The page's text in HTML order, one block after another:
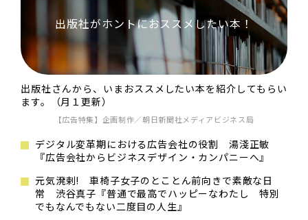
出版社がホントにおススメしたい本！
出版社さんから、いまおススメしたい本を紹介してもらい
ます。（月１更新）
【広告特集】企画制作／朝日新聞社メディアビジネス局
デジタル変革期における広告会社の役割 湯淺正敏
『広告会社からビジネスデザイン・カンパニーへ』
元気溌剌! 車椅子女子のとことん前向きで素敵な日
常 渋谷真子『普通で最高でハッピーなわたし 特別
でもなんでもない二度目の人生』